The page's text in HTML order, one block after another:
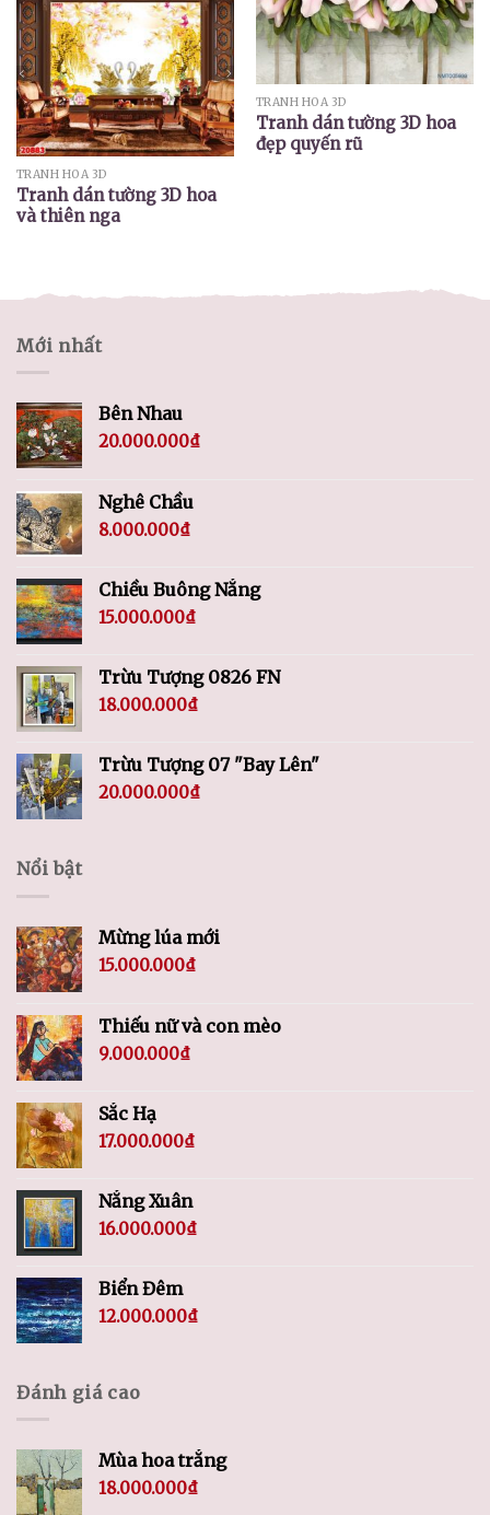
TRANH HOA 3D
Tranh dán tường 3D hoa
và thiên nga
TRANH HOA 3D
Tranh dán tường 3D hoa
đẹp quyến rũ
Mới nhất
Bên Nhau
20.000.000₫
Nghê Chầu
8.000.000₫
Chiều Buông Nắng
15.000.000₫
Trừu Tượng 0826 FN
18.000.000₫
Trừu Tượng 07 "Bay Lên"
20.000.000₫
Nổi bật
Mừng lúa mới
15.000.000₫
Thiếu nữ và con mèo
9.000.000₫
Sắc Hạ
17.000.000₫
Nắng Xuân
16.000.000₫
Biển Đêm
12.000.000₫
Đánh giá cao
Mùa hoa trắng
18.000.000₫